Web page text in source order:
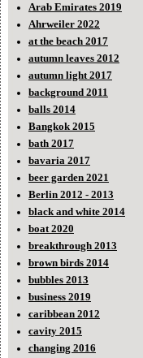
Arab Emirates 2019
Ahrweiler 2022
at the beach 2017
autumn leaves 2012
autumn light 2017
background 2011
balls 2014
Bangkok 2015
bath 2017
bavaria 2017
beer garden 2021
Berlin 2012 - 2013
black and white 2014
boat 2020
breakthrough 2013
brown birds 2014
bubbles 2013
business 2019
caribbean 2012
cavity 2015
changing 2016